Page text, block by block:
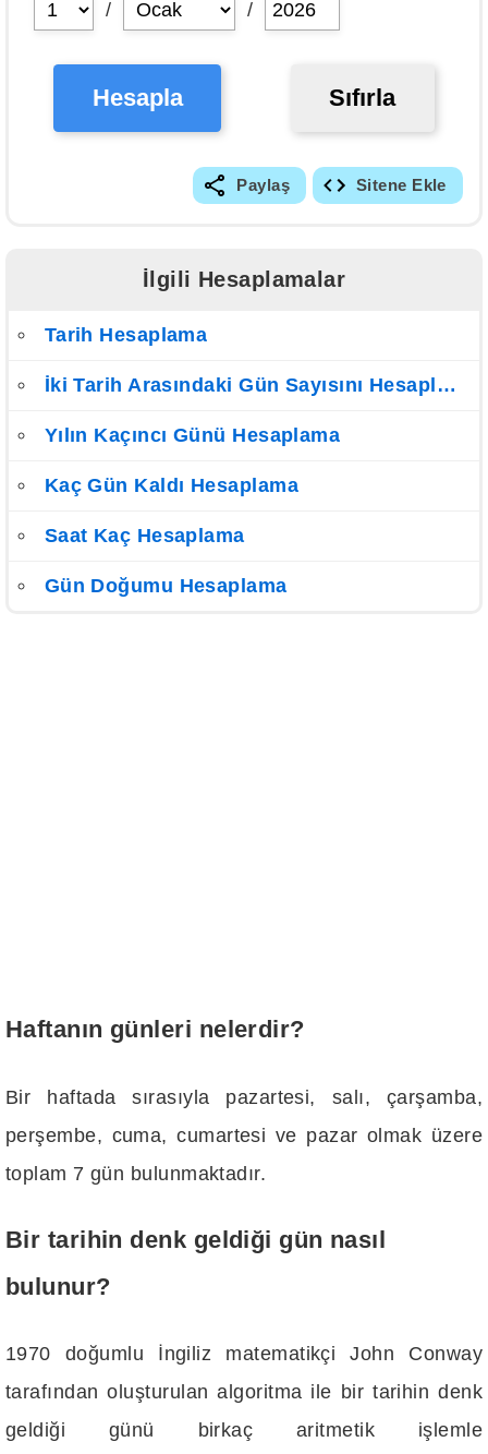
/
/
Hesapla Sıfırla
Paylaş Sitene Ekle
İlgili Hesaplamalar
Tarih Hesaplama
İki Tarih Arasındaki Gün Sayısını Hesaplama
Yılın Kaçıncı Günü Hesaplama
Kaç Gün Kaldı Hesaplama
Saat Kaç Hesaplama
Gün Doğumu Hesaplama
Haftanın günleri nelerdir?
Bir haftada sırasıyla pazartesi, salı, çarşamba,
perşembe, cuma, cumartesi ve pazar olmak üzere
toplam 7 gün bulunmaktadır.
Bir tarihin denk geldiği gün nasıl
bulunur?
1970 doğumlu İngiliz matematikçi John Conway
tarafından oluşturulan algoritma ile bir tarihin denk
geldiği günü birkaç aritmetik işlemle